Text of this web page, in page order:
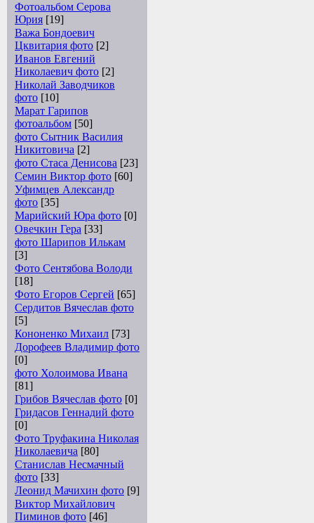
Фотоальбом Серова
Юрия [19]
Важа Бондоевич
Цквитария фото [2]
Иванов Евгений
Николаевич фото [2]
Николай Заводчиков
фото [10]
Марат Гарипов
фотоальбом [50]
фото Сытник Василия
Никитовича [2]
фото Стаса Денисова [23]
Семин Виктор фото [60]
Уфимцев Александр
фото [35]
Марийский Юра фото [0]
Овечкин Гера [33]
фото Шарипов Илькам
[3]
Фото Сентябова Володи
[18]
Фото Егоров Сергей [65]
Сердитов Вячеслав фото
[5]
Кононенко Михаил [73]
Дорофеев Владимир фото
[0]
фото Холоимова Ивана
[81]
Грибов Вячеслав фото [0]
Гридасов Геннадий фото
[0]
Фото Труфакина Николая
Николаевича [80]
Станислав Несмачный
фото [33]
Леонид Мачихин фото [9]
Виктор Михайлович
Пиминов фото [46]